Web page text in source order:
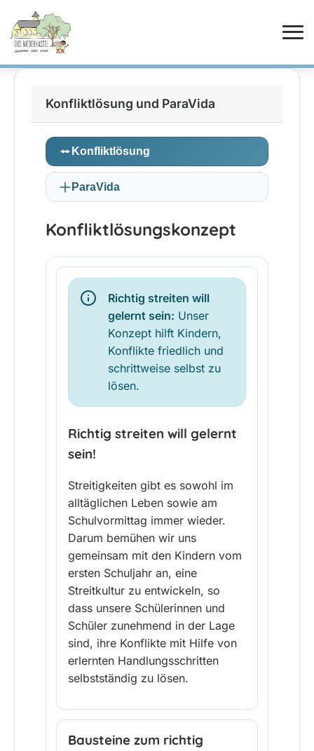
Konfliktlösung und ParaVida
Konfliktlösung
ParaVida
Konfliktlösungskonzept
Richtig streiten will
gelernt sein: Unser
Konzept hilft Kindern,
Konflikte friedlich und
schrittweise selbst zu
lösen.
Richtig streiten will gelernt
sein!
Streitigkeiten gibt es sowohl im
alltäglichen Leben sowie am
Schulvormittag immer wieder.
Darum bemühen wir uns
gemeinsam mit den Kindern vom
ersten Schuljahr an, eine
Streitkultur zu entwickeln, so
dass unsere Schülerinnen und
Schüler zunehmend in der Lage
sind, ihre Konflikte mit Hilfe von
erlernten Handlungsschritten
selbstständig zu lösen.
Bausteine zum richtig